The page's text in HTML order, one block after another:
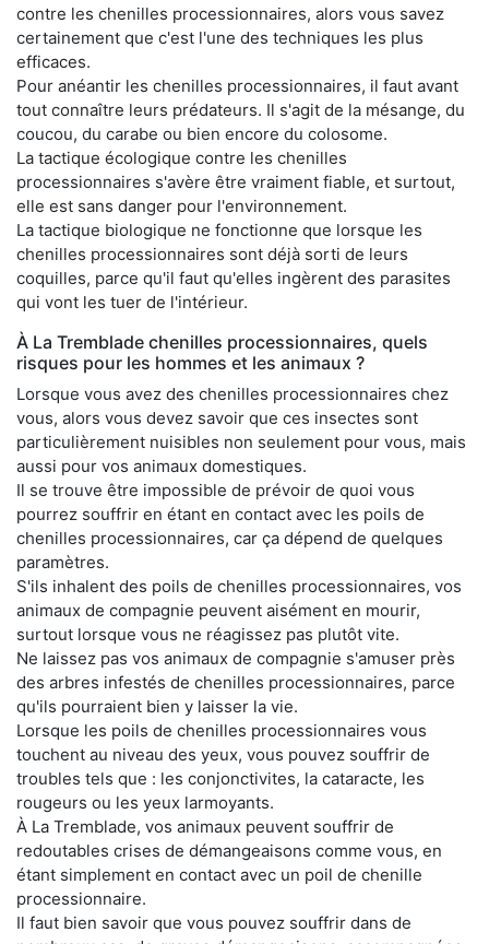
contre les chenilles processionnaires, alors vous savez
certainement que c'est l'une des techniques les plus
efficaces.
Pour anéantir les chenilles processionnaires, il faut avant
tout connaître leurs prédateurs. Il s'agit de la mésange, du
coucou, du carabe ou bien encore du colosome.
La tactique écologique contre les chenilles
processionnaires s'avère être vraiment fiable, et surtout,
elle est sans danger pour l'environnement.
La tactique biologique ne fonctionne que lorsque les
chenilles processionnaires sont déjà sorti de leurs
coquilles, parce qu'il faut qu'elles ingèrent des parasites
qui vont les tuer de l'intérieur.
À La Tremblade chenilles processionnaires, quels
risques pour les hommes et les animaux ?
Lorsque vous avez des chenilles processionnaires chez
vous, alors vous devez savoir que ces insectes sont
particulièrement nuisibles non seulement pour vous, mais
aussi pour vos animaux domestiques.
Il se trouve être impossible de prévoir de quoi vous
pourrez souffrir en étant en contact avec les poils de
chenilles processionnaires, car ça dépend de quelques
paramètres.
S'ils inhalent des poils de chenilles processionnaires, vos
animaux de compagnie peuvent aisément en mourir,
surtout lorsque vous ne réagissez pas plutôt vite.
Ne laissez pas vos animaux de compagnie s'amuser près
des arbres infestés de chenilles processionnaires, parce
qu'ils pourraient bien y laisser la vie.
Lorsque les poils de chenilles processionnaires vous
touchent au niveau des yeux, vous pouvez souffrir de
troubles tels que : les conjonctivites, la cataracte, les
rougeurs ou les yeux larmoyants.
À La Tremblade, vos animaux peuvent souffrir de
redoutables crises de démangeaisons comme vous, en
étant simplement en contact avec un poil de chenille
processionnaire.
Il faut bien savoir que vous pouvez souffrir dans de